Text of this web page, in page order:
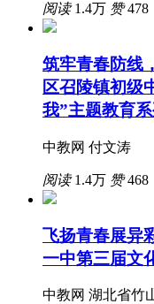
阅读1.4万 赞478
筑牢青春防线
区召陵镇初级
我”主题教育
中教网 付文涛
阅读1.4万 赞468
飞扬青春展异
一中第三届文
中教网 湖北省竹